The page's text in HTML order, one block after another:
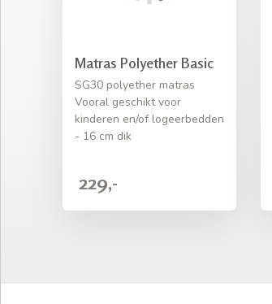
Matras Polyether Basic
SG30 polyether matras
Vooral geschikt voor
kinderen en/of logeerbedden
- 16 cm dik
229,-